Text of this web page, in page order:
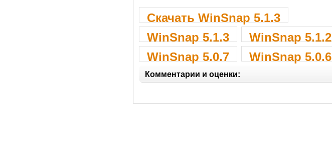
Скачать WinSnap 5.1.3
WinSnap 5.1.3
WinSnap 5.1.2
WinSnap 5.0.7
WinSnap 5.0.6
Комментарии и оценки: